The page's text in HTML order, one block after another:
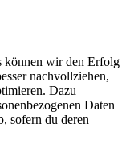
können wir den Erfolg
nachvollziehen,
Dazu
Daten
sofern du deren